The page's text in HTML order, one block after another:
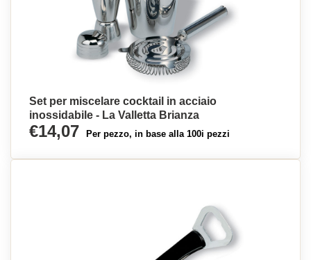
Set per miscelare cocktail in acciaio
inossidabile - La Valletta Brianza
€14,07 Per pezzo, in base alla 100i pezzi